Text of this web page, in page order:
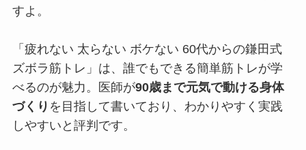
すよ。
「疲れない 太らない ボケない 60代からの鎌田式
ズボラ筋トレ」は、誰でもできる簡単筋トレが学
べるのが魅力。医師が90歳まで元気で動ける身体
づくり を目指して書いており、わかりやすく実践
しやすいと評判です。